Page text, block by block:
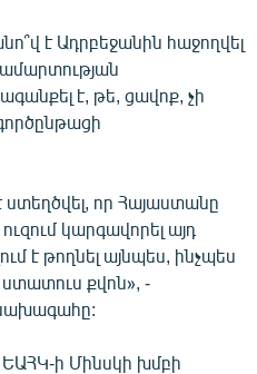
է Ադրբեջանին հաջողվել
է, թե, ցավոք, չի
որ Հայաստանը
կարգավորել այդ
է թողնել այնպես, ինչպես
քվոն», -
ԵԱՀԿ-ի Մինսկի խմբի